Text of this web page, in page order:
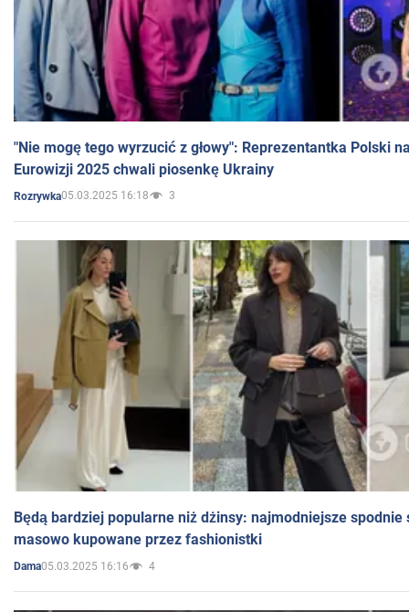
"Nie mogę tego wyrzucić z głowy": Reprezentantka Polski
Eurowizji 2025 chwali piosenkę Ukrainy
Rozrywka05.03.2025 16:18 3
Będą bardziej popularne niż dżinsy: najmodniejsze spodnie
masowo kupowane przez fashionistki
Dama05.03.2025 16:16 4